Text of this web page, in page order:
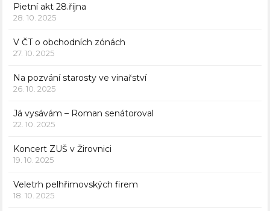
Pietní akt 28.října
28. 10. 2025
V ČT o obchodních zónách
27. 10. 2025
Na pozvání starosty ve vinařství
26. 10. 2025
Já vysávám – Roman senátoroval
22. 10. 2025
Koncert ZUŠ v Žirovnici
19. 10. 2025
Veletrh pelhřimovských firem
18. 10. 2025